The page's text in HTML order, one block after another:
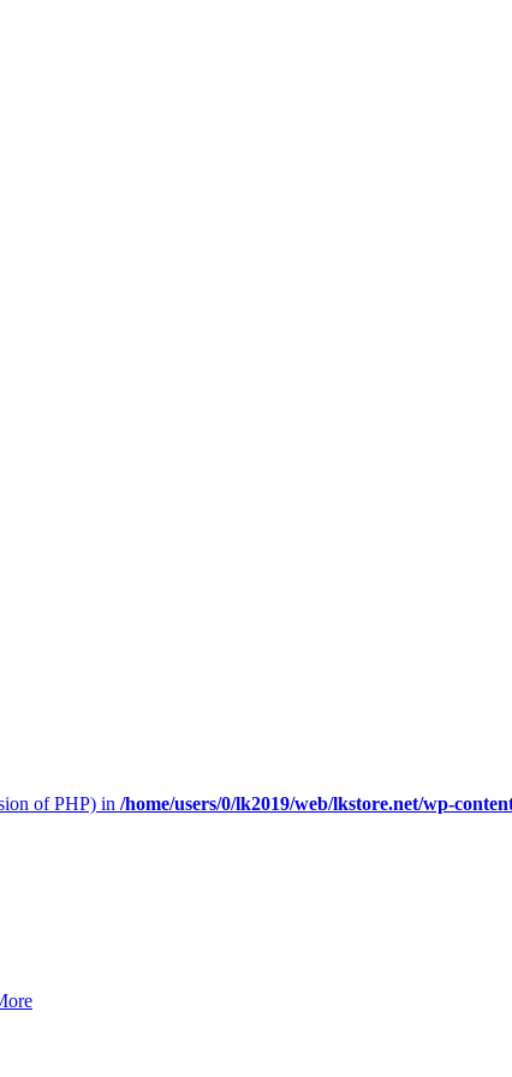
of PHP) in /home/users/0/lk2019/web/lkstore.net/wp-